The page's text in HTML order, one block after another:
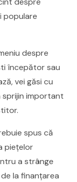
populare
despre
începător sau
vei găsi cu
sprijin important
spus că
piețelor
a strânge
la finanțarea